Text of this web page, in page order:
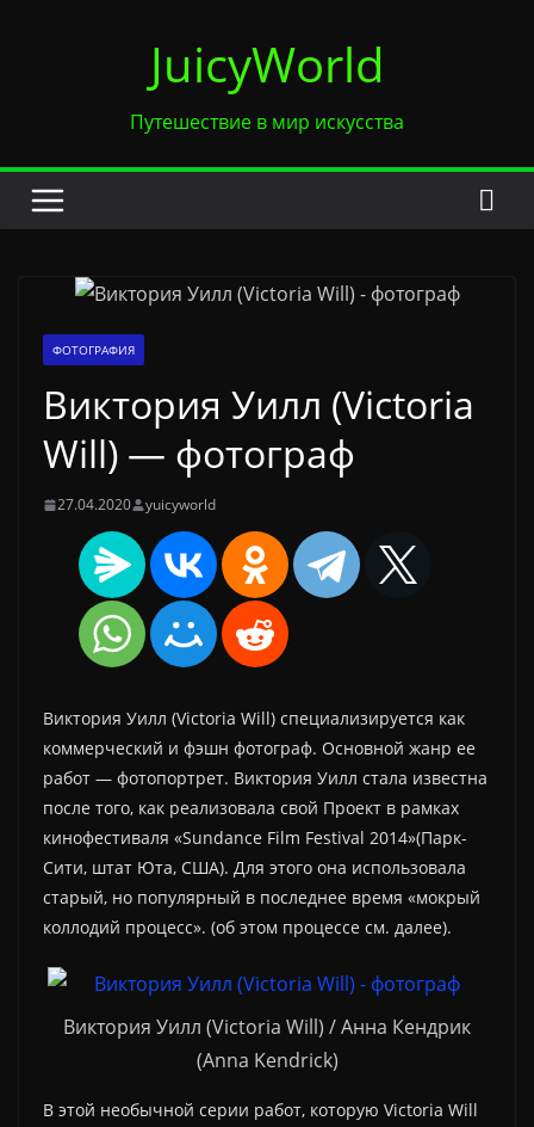
JuicyWorld
Путешествие в мир искусства
ФОТОГРАФИЯ
Виктория Уилл (Victoria
Will) — фотограф
27.04.2020 yuicyworld
Виктория Уилл (Victoria Will) специализируется как
коммерческий и фэшн фотограф. Основной жанр ее
работ — фотопортрет. Виктория Уилл стала известна
после того, как реализовала свой Проект в рамках
кинофестиваля «Sundance Film Festival 2014»(Парк-
Сити, штат Юта, США). Для этого она использовала
старый, но популярный в последнее время «мокрый
коллодий процесс». (об этом процессе см. далее).
Виктория Уилл (Victoria Will) / Анна Кендрик
(Anna Kendrick)
В этой необычной серии работ, которую Victoria Will